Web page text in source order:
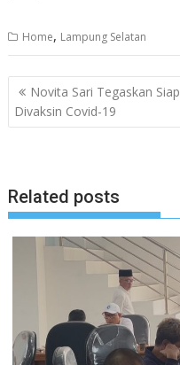
Home, Lampung Selatan
Navigasi
pos
Novita Sari Tegaskan Siap
Divaksin Covid-19
Related posts